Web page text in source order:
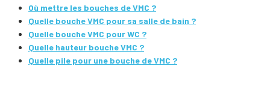
Où mettre les bouches de VMC ?
Quelle bouche VMC pour sa salle de bain ?
Quelle bouche VMC pour WC ?
Quelle hauteur bouche VMC ?
Quelle pile pour une bouche de VMC ?